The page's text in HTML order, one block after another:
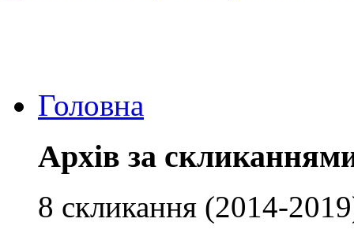
Головна
Архів за
8 скликання (2014-